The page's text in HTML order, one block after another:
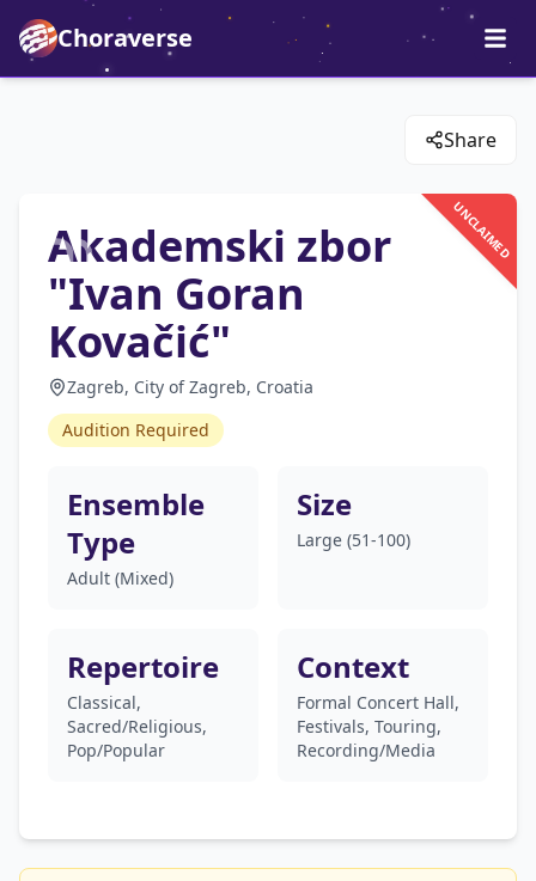
Choraverse
Share
UNCLAIMED
Akademski zbor
"Ivan Goran
Kovačić"
Zagreb, City of Zagreb, Croatia
Audition Required
Ensemble
Type
Adult (Mixed)
Size
Large (51-100)
Repertoire
Classical,
Sacred/Religious,
Pop/Popular
Context
Formal Concert Hall,
Festivals, Touring,
Recording/Media